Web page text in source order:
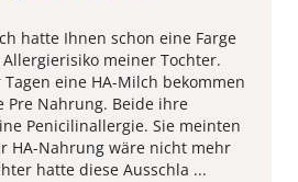
hatte Ihnen schon eine Farge
meiner Tochter.
eine HA-Milch bekommen
Nahrung. Beide ihre
Penicilinallergie. Sie meinten
HA-Nahrung wäre nicht mehr
hatte diese Ausschla ...